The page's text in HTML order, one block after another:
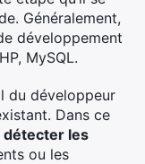
Généralement,
développement
MySQL.
du développeur
Dans ce
détecter les
ou les